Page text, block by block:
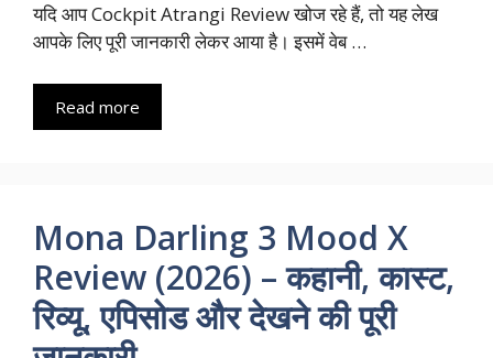
यदि आप Cockpit Atrangi Review खोज रहे हैं, तो यह लेख
आपके लिए पूरी जानकारी लेकर आया है। इसमें वेब …
Read more
Mona Darling 3 Mood X
Review (2026) – कहानी, कास्ट,
रिव्यू, एपिसोड और देखने की पूरी